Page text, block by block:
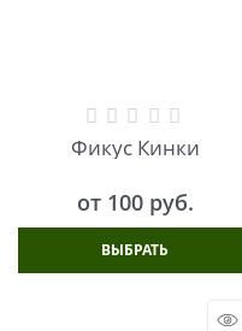
Фикус Кинки
от 100 руб.
ВЫБРАТЬ